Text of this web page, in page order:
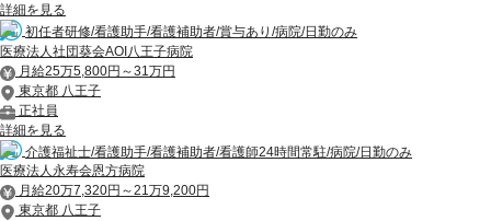
詳細を見る
初任者研修/看護助手/看護補助者/賞与あり/病院/日勤のみ
医療法人社団葵会AOI八王子病院
月給25万5,800円～31万円
東京都 八王子
正社員
詳細を見る
介護福祉士/看護助手/看護補助者/看護師24時間常駐/病院/日勤のみ
医療法人永寿会恩方病院
月給20万7,320円～21万9,200円
東京都 八王子